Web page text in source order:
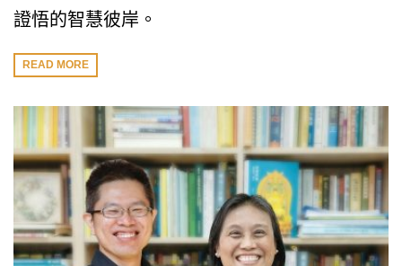
證悟的智慧彼岸。
READ MORE